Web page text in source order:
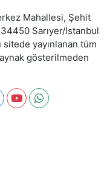
Mahallesi, Şehit
Sarıyer/İstanbul
yayınlanan tüm
gösterilmeden